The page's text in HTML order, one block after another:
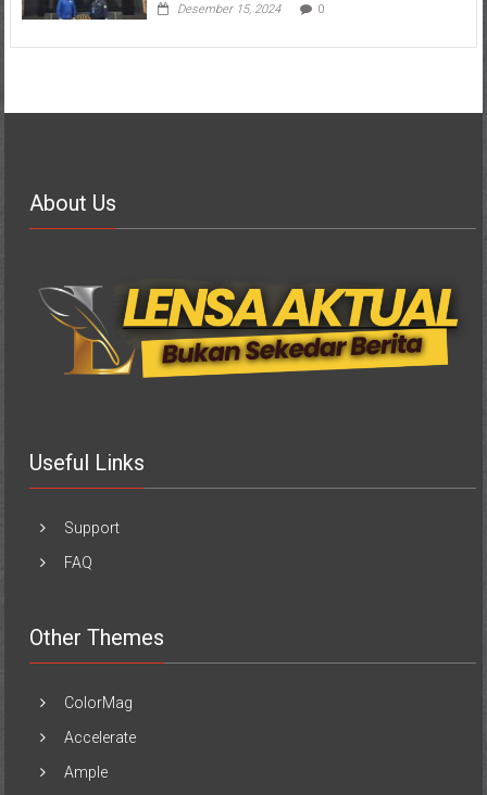
Desember 15, 2024 0
About Us
Useful Links
Support
FAQ
Other Themes
ColorMag
Accelerate
Ample